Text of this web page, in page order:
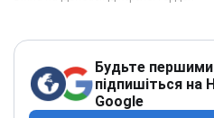
Будьте першими
підпишіться на
Google